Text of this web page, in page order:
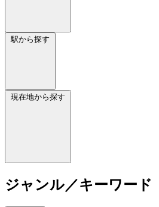
駅から探す
現在地から探す
ジャンル／キーワード